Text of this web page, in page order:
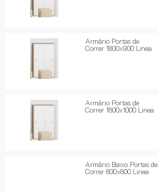
Armário Portas de
Correr 1800x900 Linea
Armário Portas de
Correr 1800x1000 Linea
Armário Baixo Portas de
Correr 800x800 Linea